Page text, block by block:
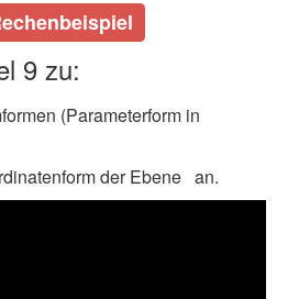
9 zu:
(Parameterform in
der Ebene an.